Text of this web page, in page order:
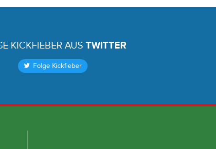
KICKFIEBER AUS TWITTER
Folge Kickfieber